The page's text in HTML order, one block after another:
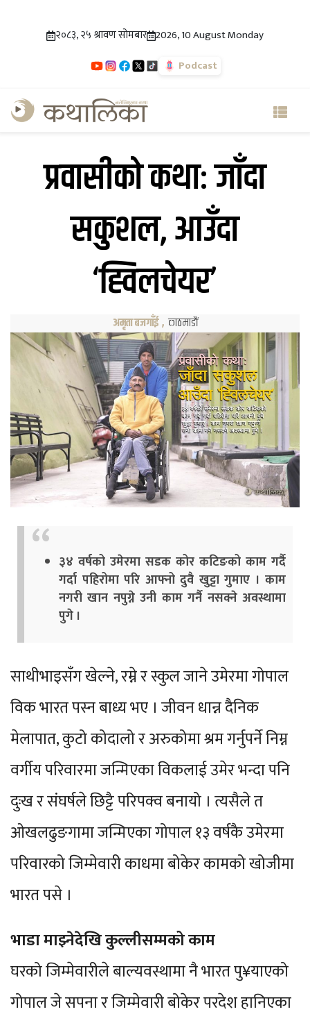
२०८३, २५ श्रावण सोमबार 2026, 10 August Monday
Podcast
प्रवासीको कथाः जाँदा
सकुशल, आउँदा
‘ह्विलचेयर’
अमृता बजगाँई, काठमाडौं
३४ वर्षको उमेरमा सडक कोर कटिङको काम गर्दै
गर्दा पहिरोमा परि आफ्नो दुवै खुट्टा गुमाए । काम
नगरी खान नपुग्ने उनी काम गर्नै नसक्ने अवस्थामा
पुगे ।
साथीभाइसँग खेल्ने, रम्ने र स्कुल जाने उमेरमा गोपाल
विक भारत पस्न बाध्य भए । जीवन धान्न दैनिक
मेलापात, कुटो कोदालो र अरुकोमा श्रम गर्नुपर्ने निम्न
वर्गीय परिवारमा जन्मिएका विकलाई उमेर भन्दा पनि
दुःख र संघर्षले छिट्टै परिपक्व बनायो । त्यसैले त
ओखलढुङगामा जन्मिएका गोपाल १३ वर्षकै उमेरमा
परिवारको जिम्मेवारी काधमा बोकेर कामको खोजीमा
भारत पसे ।
भाडा माझ्नेदेखि कुल्लीसम्मको काम
घरको जिम्मेवारीले बाल्यवस्थामा नै भारत पु¥याएको
गोपाल जे सपना र जिम्मेवारी बोकेर परदेश हानिएका